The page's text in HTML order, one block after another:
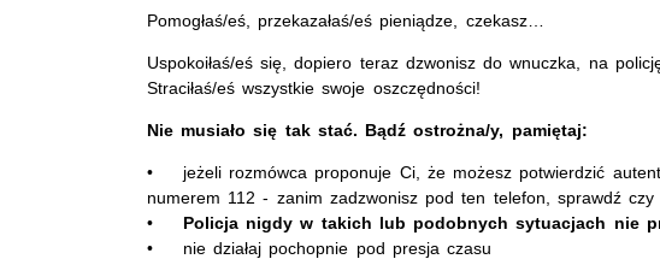
Pomogłaś/eś, przekazałaś/eś pieniądze, czekasz…
Uspokoiłaś/eś się, dopiero teraz dzwonisz do wnuczka, na
Straciłaś/eś wszystkie swoje oszczędności!
Nie musiało się tak stać. Bądź ostrożna/y, pamiętaj:
• jeżeli rozmówca proponuje Ci, że możesz potwierdzić
numerem 112 - zanim zadzwonisz pod ten telefon, sprawdź czy
• Policja nigdy w takich lub podobnych sytuacjach nie
• nie działaj pochopnie pod presja czasu